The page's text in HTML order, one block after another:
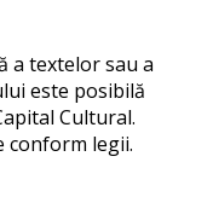
a textelor sau a
este posibilă
Cultural.
conform legii.